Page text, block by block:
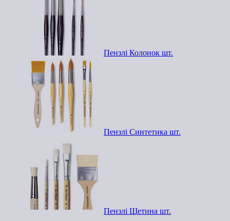
Пензлі Колонок шт.
Пензлі Синтетика шт.
Пензлі Щетина шт.